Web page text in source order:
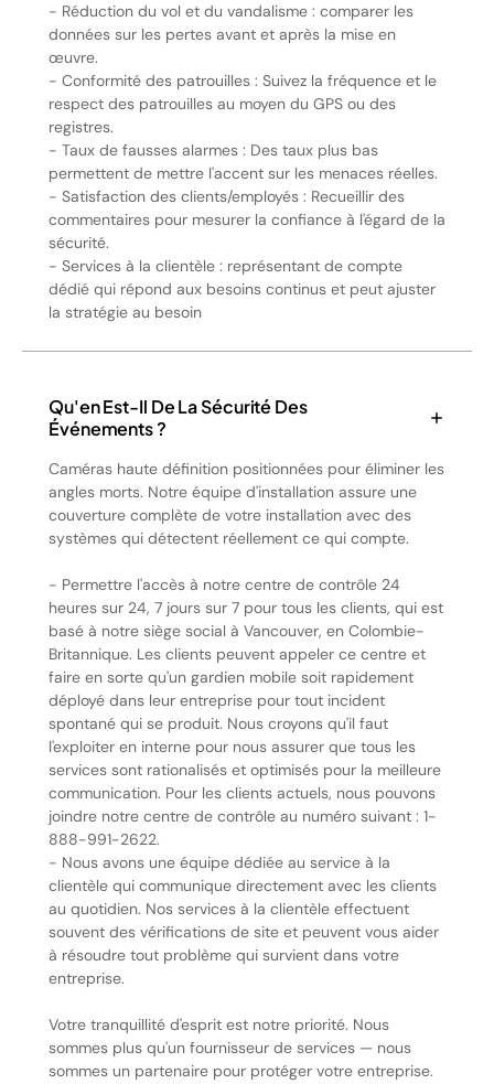
- Réduction du vol et du vandalisme : comparer les
données sur les pertes avant et après la mise en
œuvre.
- Conformité des patrouilles : Suivez la fréquence et le
respect des patrouilles au moyen du GPS ou des
registres.
- Taux de fausses alarmes : Des taux plus bas
permettent de mettre l'accent sur les menaces réelles.
- Satisfaction des clients/employés : Recueillir des
commentaires pour mesurer la confiance à l'égard de la
sécurité.
- Services à la clientèle : représentant de compte
dédié qui répond aux besoins continus et peut ajuster
la stratégie au besoin
Qu'en Est-Il De La Sécurité Des
Événements ?
Caméras haute définition positionnées pour éliminer les
angles morts. Notre équipe d'installation assure une
couverture complète de votre installation avec des
systèmes qui détectent réellement ce qui compte.
- Permettre l'accès à notre centre de contrôle 24
heures sur 24, 7 jours sur 7 pour tous les clients, qui est
basé à notre siège social à Vancouver, en Colombie-
Britannique. Les clients peuvent appeler ce centre et
faire en sorte qu'un gardien mobile soit rapidement
déployé dans leur entreprise pour tout incident
spontané qui se produit. Nous croyons qu'il faut
l'exploiter en interne pour nous assurer que tous les
services sont rationalisés et optimisés pour la meilleure
communication. Pour les clients actuels, nous pouvons
joindre notre centre de contrôle au numéro suivant : 1-
888-991-2622.
- Nous avons une équipe dédiée au service à la
clientèle qui communique directement avec les clients
au quotidien. Nos services à la clientèle effectuent
souvent des vérifications de site et peuvent vous aider
à résoudre tout problème qui survient dans votre
entreprise.
Votre tranquillité d'esprit est notre priorité. Nous
sommes plus qu'un fournisseur de services — nous
sommes un partenaire pour protéger votre entreprise.